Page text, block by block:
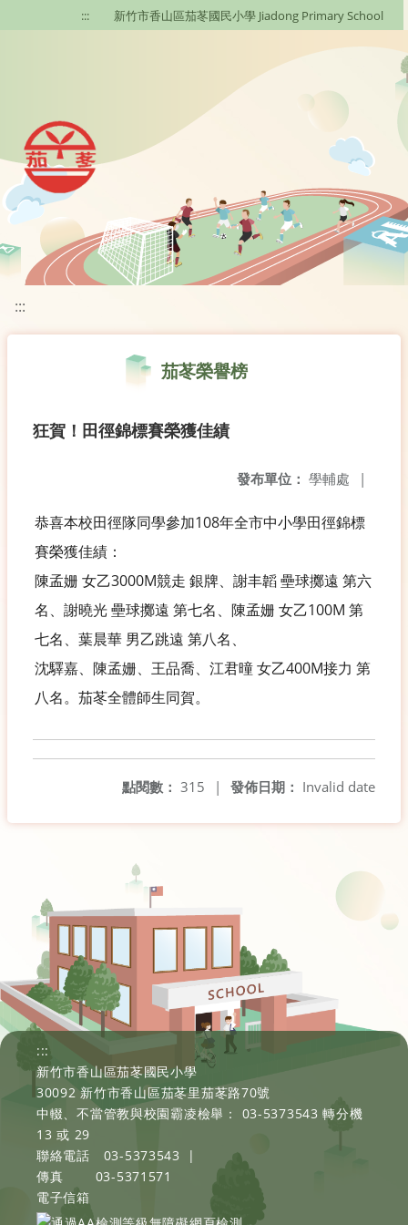
移至網頁之主要內容區位置
::: 新竹市香山區茄苳國民小學 Jiadong Primary School
:::
茄苳榮譽榜
狂賀！田徑錦標賽榮獲佳績
發布單位： 學輔處 |
恭喜本校田徑隊同學參加108年全市中小學田徑錦標
賽榮獲佳績：
陳孟姗 女乙3000M競走 銀牌、謝丰韜 壘球擲遠 第六
名、謝曉光 壘球擲遠 第七名、陳孟姗 女乙100M 第
七名、葉晨華 男乙跳遠 第八名、
沈驛嘉、陳孟姗、王品喬、江君曈 女乙400M接力 第
八名。茄苳全體師生同賀。
發佈日期： Invalid date
點閱數： 315 |
:::
新竹市香山區茄苳國民小學
30092 新竹市香山區茄苳里茄苳路70號
中輟、不當管教與校園霸凌檢舉： 03-5373543 轉分機
13 或 29
聯絡電話
03-5373543
|
傳真
03-5371571
電子信箱